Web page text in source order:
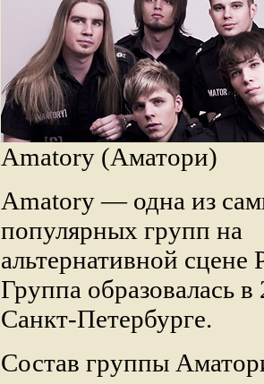
Amatory (Аматори)
Amatory — одна из
популярных групп на
альтернативной сцене
Группа образовалась в
Санкт-Петербурге.
Состав группы